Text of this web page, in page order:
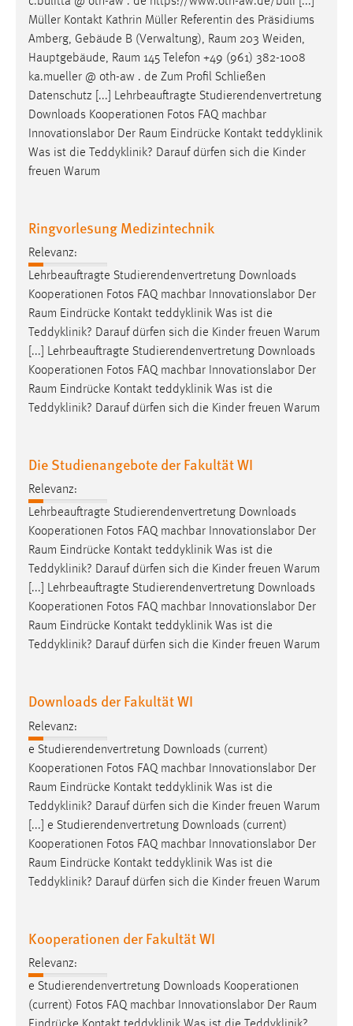
Müller Kontakt Kathrin Müller Referentin des Präsidiums
Amberg, Gebäude B (Verwaltung), Raum 203 Weiden,
Hauptgebäude, Raum 145 Telefon +49 (961) 382-1008
ka.mueller @ oth-aw . de Zum Profil Schließen
Datenschutz [...] Lehrbeauftragte Studierendenvertretung
Downloads Kooperationen Fotos FAQ machbar
Innovationslabor Der Raum Eindrücke Kontakt teddyklinik
Was ist die Teddyklinik? Darauf dürfen sich die Kinder
freuen Warum
Ringvorlesung Medizintechnik
Relevanz:
Lehrbeauftragte Studierendenvertretung Downloads
Kooperationen Fotos FAQ machbar Innovationslabor Der
Raum Eindrücke Kontakt teddyklinik Was ist die
Teddyklinik? Darauf dürfen sich die Kinder freuen Warum
[...] Lehrbeauftragte Studierendenvertretung Downloads
Kooperationen Fotos FAQ machbar Innovationslabor Der
Raum Eindrücke Kontakt teddyklinik Was ist die
Teddyklinik? Darauf dürfen sich die Kinder freuen Warum
Die Studienangebote der Fakultät WI
Relevanz:
Lehrbeauftragte Studierendenvertretung Downloads
Kooperationen Fotos FAQ machbar Innovationslabor Der
Raum Eindrücke Kontakt teddyklinik Was ist die
Teddyklinik? Darauf dürfen sich die Kinder freuen Warum
[...] Lehrbeauftragte Studierendenvertretung Downloads
Kooperationen Fotos FAQ machbar Innovationslabor Der
Raum Eindrücke Kontakt teddyklinik Was ist die
Teddyklinik? Darauf dürfen sich die Kinder freuen Warum
Downloads der Fakultät WI
Relevanz:
e Studierendenvertretung Downloads (current)
Kooperationen Fotos FAQ machbar Innovationslabor Der
Raum Eindrücke Kontakt teddyklinik Was ist die
Teddyklinik? Darauf dürfen sich die Kinder freuen Warum
[...] e Studierendenvertretung Downloads (current)
Kooperationen Fotos FAQ machbar Innovationslabor Der
Raum Eindrücke Kontakt teddyklinik Was ist die
Teddyklinik? Darauf dürfen sich die Kinder freuen Warum
Kooperationen der Fakultät WI
Relevanz:
e Studierendenvertretung Downloads Kooperationen
(current) Fotos FAQ machbar Innovationslabor Der Raum
einloggen zu können.
Cookie Laufzeit:
24 Stunden
STATISTIK
Statistik Cookies erfassen Informationen anonym.
Diese Informationen helfen uns zu verstehen, wie
Matomo
Name:
_pk_ref, _pk_cvar, _pk_id, _pk_ses
Zweck:
Zugriffsstatistik
Cookie Laufzeit:
Max. 13 Monate
verwendet, um personalisierte Werbung anzuzeigen.
Sie tun dies, indem sie Besucher über Websites
hinweg verfolgen.
Google Ads
Name:
Anbieter:
Google Ireland Limited
Facebook Pixel
Name:
_fbp
Anbieter:
Facebook
3 Monate